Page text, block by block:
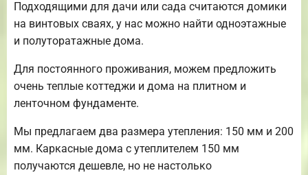
Подходящими для дачи или сада считаются домики
на винтовых сваях, у нас можно найти одноэтажные
и полуторатажные дома.
Для постоянного проживания, можем предложить
очень теплые коттеджи и дома на плитном и
ленточном фундаменте.
Мы предлагаем два размера утепления: 150 мм и 200
мм. Каркасные дома с утеплителем 150 мм
получаются дешевле, но не настолько